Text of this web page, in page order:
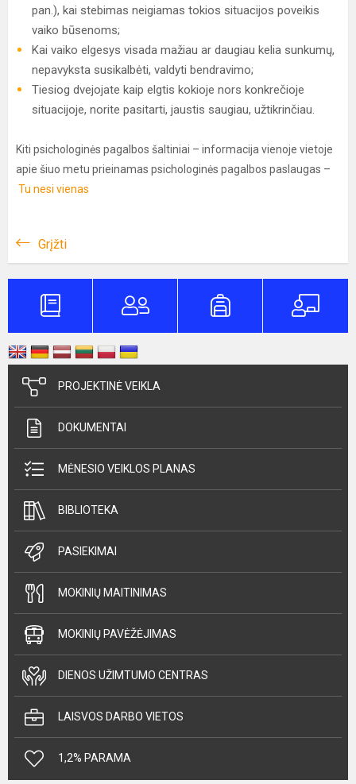
pan.), kai stebimas neigiamas tokios situacijos poveikis
vaiko būsenoms;
Kai vaiko elgesys visada mažiau ar daugiau kelia sunkumų,
nepavyksta susikalbėti, valdyti bendravimo;
Tiesiog dvejojate kaip elgtis kokioje nors konkrečioje
situacijoje, norite pasitarti, jaustis saugiau, užtikrinčiau.
Kiti psichologinės pagalbos šaltiniai – informacija vienoje vietoje
apie šiuo metu prieinamas psichologinės pagalbos paslaugas –
Tu nesi vienas
Grįžti
PROJEKTINĖ VEIKLA
DOKUMENTAI
MĖNESIO VEIKLOS PLANAS
BIBLIOTEKA
PASIEKIMAI
MOKINIŲ MAITINIMAS
MOKINIŲ PAVĖŽĖJIMAS
DIENOS UŽIMTUMO CENTRAS
LAISVOS DARBO VIETOS
1,2% PARAMA